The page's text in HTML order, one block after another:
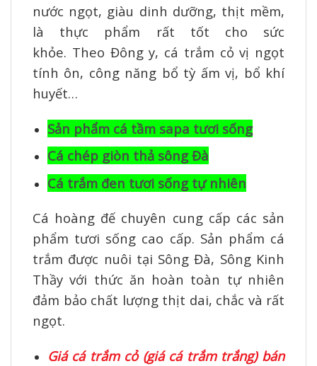
nước ngọt, giàu dinh dưỡng, thịt mềm,
là thực phẩm rất tốt cho sức
khỏe. Theo Đông y, cá trắm cỏ vị ngọt
tính ôn, công năng bổ tỳ ấm vị, bổ khí
huyết…
Sản phẩm cá tầm sapa tươi sống
Cá chép giòn thả sông Đà
Cá trắm đen tươi sống tự nhiên
Cá hoàng đế chuyên cung cấp các sản
phẩm tươi sống cao cấp. Sản phẩm cá
trắm được nuôi tại Sông Đà, Sông Kinh
Thầy với thức ăn hoàn toàn tự nhiên
đảm bảo chất lượng thịt dai, chắc và rất
ngọt.
Giá cá trắm cỏ (giá cá trắm trắng) bán